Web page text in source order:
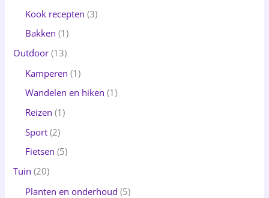
Kook recepten (3)
Bakken (1)
Outdoor (13)
Kamperen (1)
Wandelen en hiken (1)
Reizen (1)
Sport (2)
Fietsen (5)
Tuin (20)
Planten en onderhoud (5)